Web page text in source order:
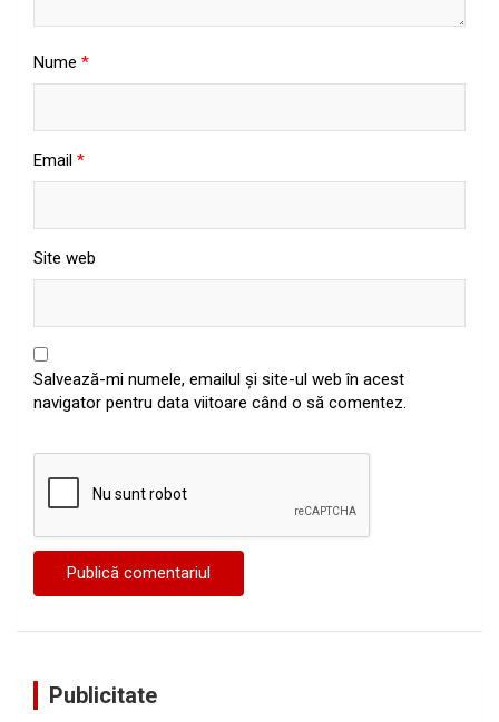
Nume *
Email *
Site web
Salvează-mi numele, emailul și site-ul web în acest
navigator pentru data viitoare când o să comentez.
Publicitate